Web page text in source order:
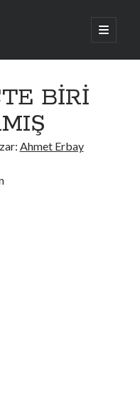
ana
menüyü
BİRİ
Ahmet Erbay